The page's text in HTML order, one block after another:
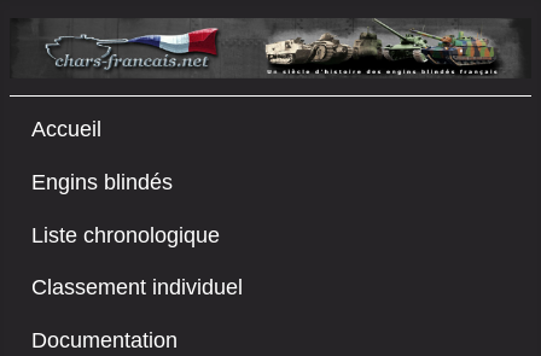
Accueil
Engins blindés
Liste chronologique
Classement individuel
Documentation